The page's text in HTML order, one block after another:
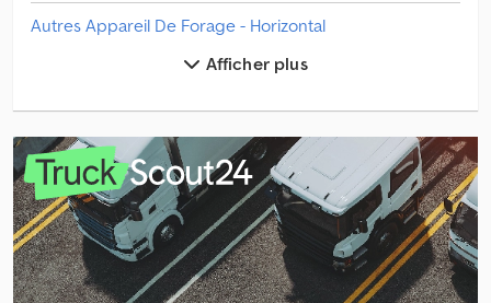
Autres Appareil De Forage - Horizontal
Autres Appareil De Forage - Vertical
Autres Appareils
Autres Engins Forestiers
Autres Machine De Récolte
Autres Machine De Travail Du Sol
Autres Machine Pour Arboriculture Et Viticulture
Afficher plus